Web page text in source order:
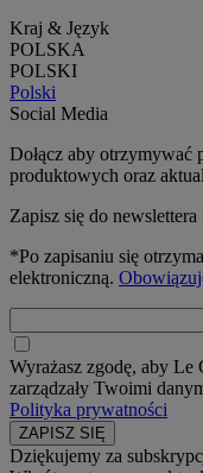
Kraj & Język
POLSKA
POLSKI
Polski
Social Media
Dołącz aby otrzymywać
produktowych oraz
Zapisz się do
*Po zapisaniu się
elektroniczną.
Wyrażasz zgodę, aby Le
zarządzały Twoimi
Polityka prywatności
Dziękujemy za